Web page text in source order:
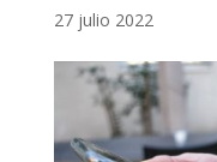
27 julio 2022